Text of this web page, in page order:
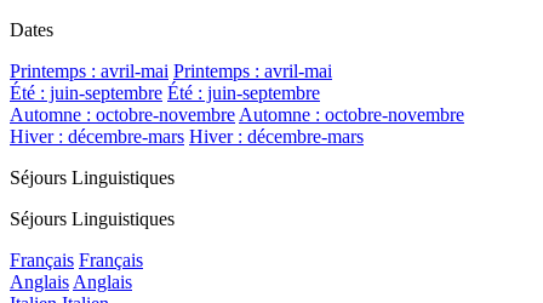
Dates
Printemps : avril-mai Printemps : avril-mai
Été : juin-septembre Été : juin-septembre
Automne : octobre-novembre Automne : octobre-novembre
Hiver : décembre-mars Hiver : décembre-mars
Séjours Linguistiques
Séjours Linguistiques
Français Français
Anglais Anglais